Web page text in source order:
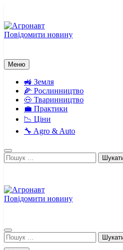
вмісту
Повідомити новину
Меню
🚜 Земля
🌽 Рослинництво
🐽 Тваринництво
💼 Практики
📉 Ціни
🔧 Agro & Auto
Пошук:
Повідомити новину
Пошук: